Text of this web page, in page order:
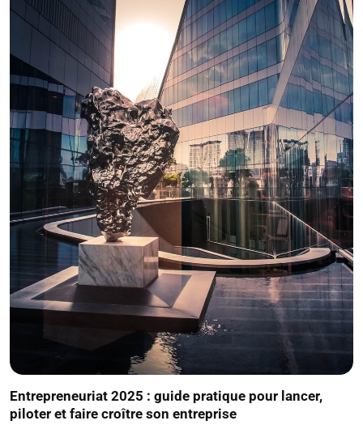
Entrepreneuriat 2025 : guide pratique pour lancer,
piloter et faire croître son entreprise